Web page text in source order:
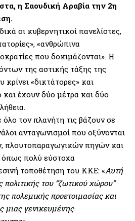
η Σαουδική Αραβία την 2η
οι κυβερνητικοί πανελίστες,
«ανθρώπινα
που δοκιμάζονται». Η
της αστικής τάξης της
κρίνει «δικτάτορες» και
και έχουν δύο μέτρα και δύο
τον πλανήτη τις βάζουν σε
ανταγωνισμοί που οξύνονται
πλουτοπαραγωγικών πηγών και
όπως πολύ εύστοχα
τοποθέτηση του ΚΚΕ: «Αυτή
του “ζωτικού χώρου”
πολεμικής προετοιμασίας και
μιας γενικευμένης